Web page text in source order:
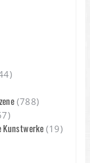
(788)
Kunstwerke(19)